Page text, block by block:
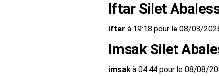
Iftar Silet
Iftar à 19:18 pour le 08/08/
Imsak Silet
imsak à 04:44 pour le 08/08/